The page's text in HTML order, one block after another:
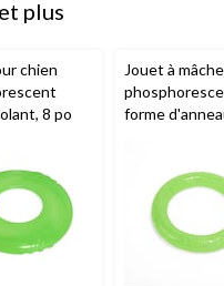
plus
chien
8 po
Jouet à
forme
Petco